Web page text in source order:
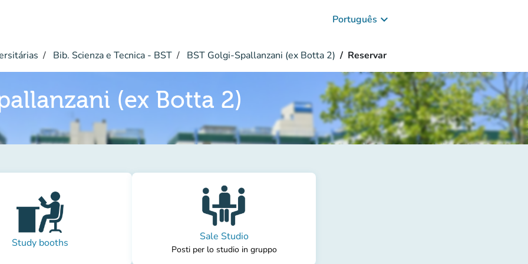
Português keyboard_arrow_down
Bib. Scienza e Tecnica - BST BST Golgi-Spallanzani (ex Botta 2) Reservar
(ex Botta 2)
Study booths Sale Studio
Posti per lo studio in gruppo